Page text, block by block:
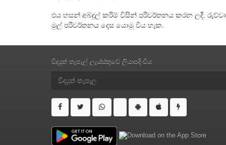
එය හසන් අබ්දුල් කරිම් විසින් පරිවර්තනය කරන ලදී.
මුල් පරිවර්තනය දෙස යොමු විය හැක.
විද්‍යුත් තැපැල් ලැය්ස්තුවේ ලියාපදිංචිය